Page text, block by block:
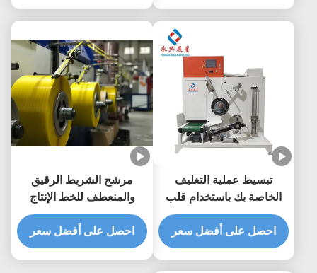
تبسيط عملية التغليف
الخاصة بك باستخدام قلب
بكرة ربط PP خفيف الوزن
بارتفاع 150-190 ملم
احصل على أفضل سعر
مرشح الشريط الرقيق
والمنعطف للخط الإنتاج
الخفيف
احصل على أفضل سعر